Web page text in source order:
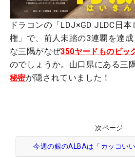
ドラコンの「LDJ×GD JLDC日
権」で、前人未踏の3連覇を達成
な三隅がなぜ350ヤードものビッ
のでしょうか。山口県にある三
秘密が隠されていました！
次ページ
今週の銀のALBAは「カッコい